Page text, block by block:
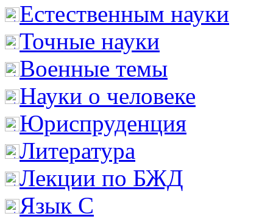
Естественным науки
Точные науки
Военные темы
Науки о человеке
Юриспруденция
Литература
Лекции по БЖД
Язык С